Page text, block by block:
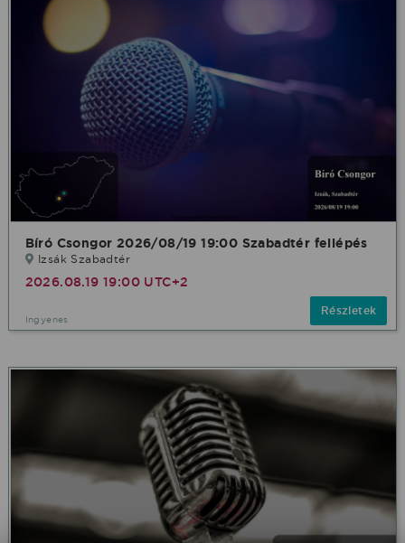
Bíró Csongor 2026/08/19 19:00 Szabadtér fellépés
Izsák Szabadtér
2026.08.19 19:00 UTC+2
Ingyenes
Részletek